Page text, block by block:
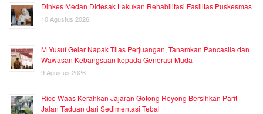
Dinkes Medan Didesak Lakukan Rehabilitasi Fasilitas Puskesmas
10 Agustus 2026
M Yusuf Gelar Napak Tilas Perjuangan, Tanamkan Pancasila dan
Wawasan Kebangsaan kepada Generasi Muda
9 Agustus 2026
Rico Waas Kerahkan Jajaran Gotong Royong Bersihkan Parit
Jalan Taduan dari Sedimentasi Tebal